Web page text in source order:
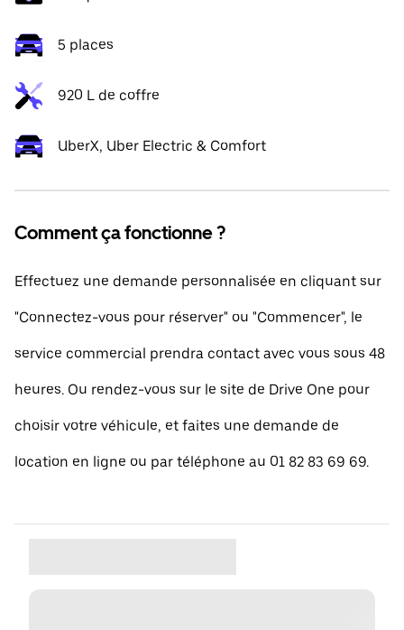
5 places
920 L de coffre
UberX, Uber Electric & Comfort
Comment ça fonctionne ?
Effectuez une demande personnalisée en cliquant sur
"Connectez-vous pour réserver" ou "Commencer", le
service commercial prendra contact avec vous sous 48
heures. Ou rendez-vous sur le site de Drive One pour
choisir votre véhicule, et faites une demande de
location en ligne ou par téléphone au 01 82 83 69 69.